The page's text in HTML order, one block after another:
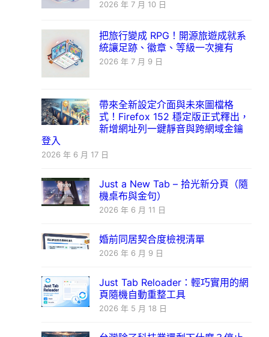
2026 年 7 月 10 日
把旅行變成 RPG！開源旅遊成就系
統讓足跡、徽章、等級一次擁有
2026 年 7 月 9 日
帶來全新設定介面與未來圖檔格
式！Firefox 152 穩定版正式釋出，
新增網址列一鍵靜音與跨網域金鑰
登入
2026 年 6 月 17 日
Just a New Tab – 拾光新分頁（隨
機桌布與金句）
2026 年 6 月 11 日
婚前同居契合度檢視清單
2026 年 6 月 9 日
Just Tab Reloader：輕巧實用的網
頁隨機自動重整工具
2026 年 5 月 18 日